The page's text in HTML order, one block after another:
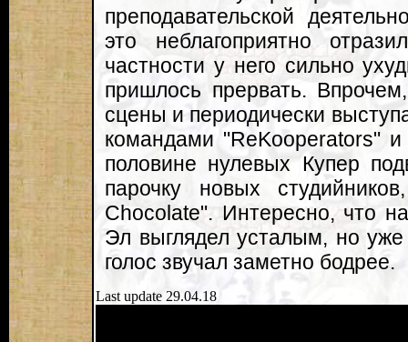
преподавательской
это неблагоприятно
частности у него сильно
пришлось прервать.
сцены и периодически
командами "ReKooperators"
половине нулевых Купер
парочку новых
Chocolate". Интересно, что
Эл выглядел усталым, но
голос звучал заметно бодрее.
Last update 29.04.18